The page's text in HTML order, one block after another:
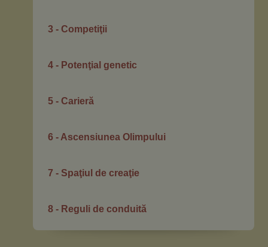
3 - Competiţii
4 - Potenţial genetic
5 - Carieră
6 - Ascensiunea Olimpului
7 - Spaţiul de creaţie
8 - Reguli de conduită